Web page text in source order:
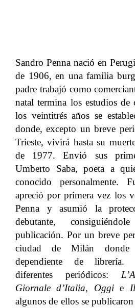
Sandro Penna nació en
de 1906, en una familia
padre trabajó como
natal termina los estudios
los veintitrés años se
donde, excepto un breve
Trieste, vivirá hasta su
de 1977.Envió sus
Umberto Saba, poeta a
conocido personalmente.
apreció por primera vez los
Penna y asumió la
debutante,
publicación. Por un breve
ciudad de Milán donde
dependiente de librería.
diferentes periódicos:
Giornale d’Italia, Oggie
algunos de ellos se